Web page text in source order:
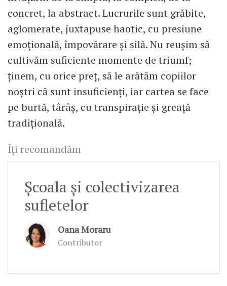
concret, la abstract. Lucrurile sunt grăbite,
aglomerate, juxtapuse haotic, cu presiune
emoțională, împovărare și silă. Nu reușim să
cultivăm suficiente momente de triumf;
ținem, cu orice preț, să le arătăm copiilor
noștri că sunt insuficienți, iar cartea se face
pe burtă, târâș, cu transpirație și greață
tradițională.
Îți recomandăm
Școala și colectivizarea
sufletelor
Oana Moraru
Contributor